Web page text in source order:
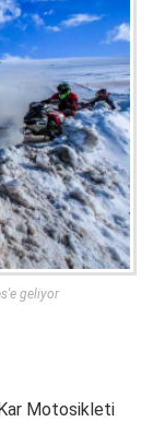
geliyor
Motosikleti